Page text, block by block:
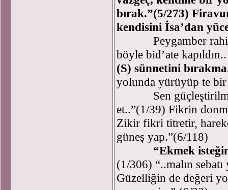
bırak.”(5/273)
kendisini İsa’dan
Peygamber
böyle bid’ate
(S) sünnetini
yolunda yürüyüp te
Sen güçleştirilmişle
et..”(1/39) Fikrin
Zikir fikri titretir,
güneş yap.”(6/118)
“Ekmek
(1/306) “..malın
Güzelliğin de değeri